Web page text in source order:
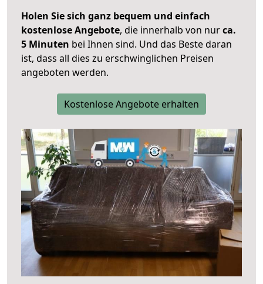
Holen Sie sich ganz bequem und einfach
kostenlose Angebote, die innerhalb von nurca.
5 Minuten bei Ihnen sind. Und das Beste daran
ist, dass all dies zu erschwinglichen Preisen
angeboten werden.
Kostenlose Angebote erhalten